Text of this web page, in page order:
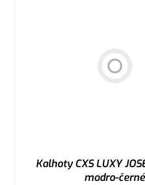
Kalhoty CXS LUXY
modro-černé